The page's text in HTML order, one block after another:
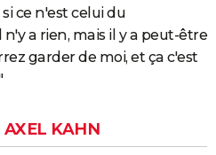
ce n'est celui du
a rien, mais il y a peut-être
garder de moi, et ça c'est
AXEL KAHN